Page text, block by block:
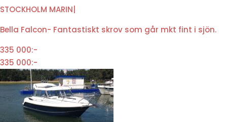
STOCKHOLM MARIN
Bella Falcon- Fantastiskt skrov som går mkt fint i sjön.
335 000:-
335 000:-